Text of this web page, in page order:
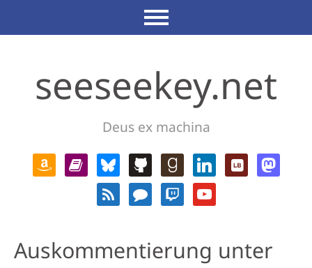
seeseekey.net
Deus ex machina
Auskommentierung unter